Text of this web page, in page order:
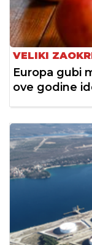
VELIKI
Europa gubi
ove godine